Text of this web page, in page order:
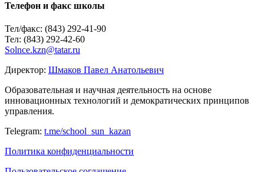
Телефон и факс школы
Тел/факс: (843) 292-41-90
Тел: (843) 292-42-60
Solnce.kzn@tatar.ru
Директор: Шмаков Павел Анатольевич
Образовательная и научная деятельность на основе
инновационных технологий и демократических принципов
управления.
Telegram: t.me/school_sun_kazan
Политика конфиденциальности